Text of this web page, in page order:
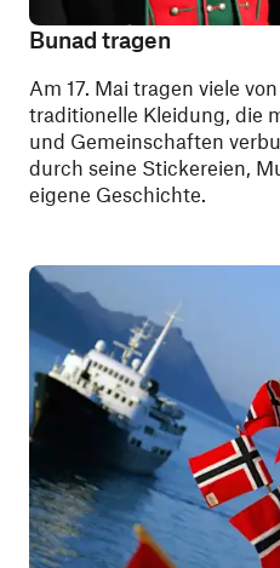
Bunad tragen
Am 17. Mai tragen viele
traditionelle Kleidung, die
und Gemeinschaften
durch seine Stickereien,
eigene Geschichte.